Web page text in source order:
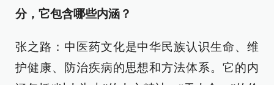
分，它包含哪些内涵？
张之路：中医药文化是中华民族认识生命、维
护健康、防治疾病的思想和方法体系。它的内